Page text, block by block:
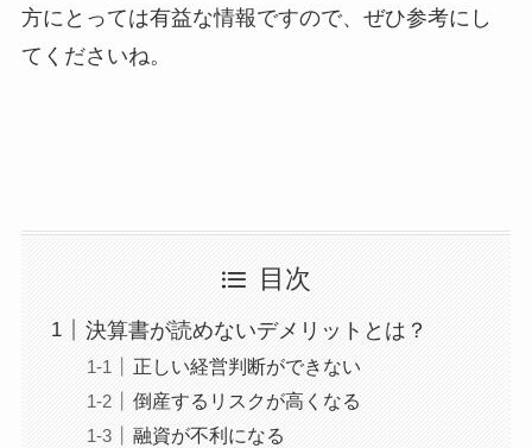
方にとっては有益な情報ですので、ぜひ参考にし
てくださいね。
目次
決算書が読めないデメリットとは？
正しい経営判断ができない
倒産するリスクが高くなる
融資が不利になる